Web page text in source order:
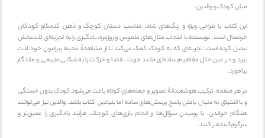
میان کودک و والدین.
این کتاب با طراحی ویژه و رنگ‌های شاد، مناسب دستان کوچک و ذهن کنجکاو کودکان
خردسال است. نویسنده با انتخاب مثال‌های ملموس و روزمره، یادگیری را به تجربه‌ای لذت‌بخش
تبدیل کرده است؛ تجربه‌ای که به کودک کمک می‌کند تا از مشاهدهٔ محیط پیرامون خود لذت
ببرد و در عین حال مفاهیم ساده‌ای مانند جهت، فضا و حرکت را به شکلی طبیعی و ماندگار
بیاموزد.
در هر صفحه، ترکیب هوشمندانهٔ تصویر و جمله‌های کوتاه باعث می‌شود کودک بدون خستگی
و با اشتیاق به دنبال یافتن پاسخ پرسش‌های ساده اما بنیادین کتاب باشد. والدین نیز می‌توانند
هنگام خواندن، با پرسیدن سؤال‌ها و انجام بازی‌های کوچک، فرآیند یادگیری را عمیق‌تر و
سرگرم‌کننده‌تر کنند.